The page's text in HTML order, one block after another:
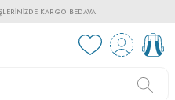
KARGO BEDAVA